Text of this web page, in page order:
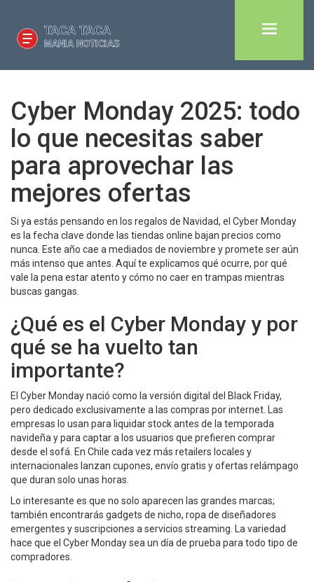
Cyber Monday 2025: todo
lo que necesitas saber
para aprovechar las
mejores ofertas
Si ya estás pensando en los regalos de Navidad, el Cyber Monday
es la fecha clave donde las tiendas online bajan precios como
nunca. Este año cae a mediados de noviembre y promete ser aún
más intenso que antes. Aquí te explicamos qué ocurre, por qué
vale la pena estar atento y cómo no caer en trampas mientras
buscas gangas.
¿Qué es el Cyber Monday y por
qué se ha vuelto tan
importante?
El Cyber Monday nació como la versión digital del Black Friday,
pero dedicado exclusivamente a las compras por internet. Las
empresas lo usan para liquidar stock antes de la temporada
navideña y para captar a los usuarios que prefieren comprar
desde el sofá. En Chile cada vez más retailers locales y
internacionales lanzan cupones, envío gratis y ofertas relámpago
que duran solo unas horas.
Lo interesante es que no solo aparecen las grandes marcas;
también encontrarás gadgets de nicho, ropa de diseñadores
emergentes y suscripciones a servicios streaming. La variedad
hace que el Cyber Monday sea un día de prueba para todo tipo de
compradores.